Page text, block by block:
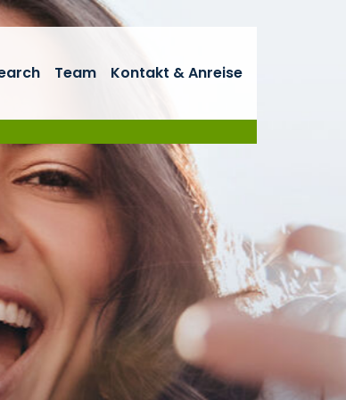
Team Kontakt & Anreise